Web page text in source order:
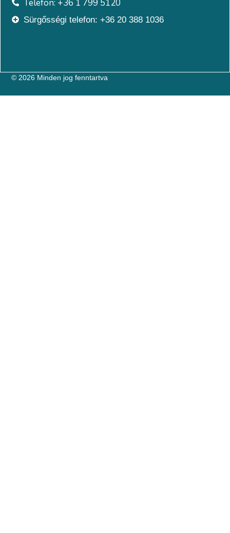
Telefon: +36 1 799 5120
Sürgősségi telefon: +36 20 388 1036
© 2026 Minden jog fenntartva